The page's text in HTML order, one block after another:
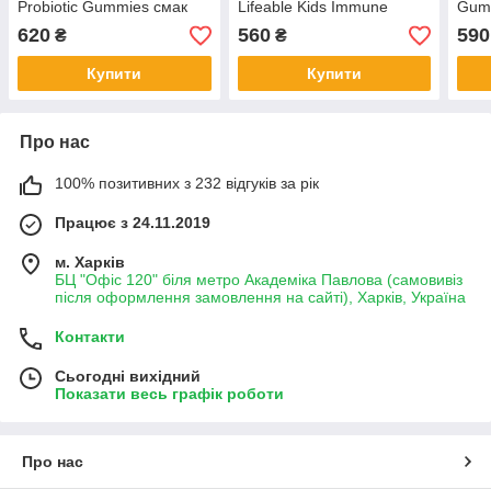
Probiotic Gummies смак
ягід 60 мармеладок
620 ₴
Купити
Lifeable Kids Immune
Support Gummies смак
ягід 60 мармеладок
560₴
Купити
590
Про нас
100% позитивних з 232 відгуків за рік
Працює з 24.11.2019
м. Харків
БЦ "Офіс 120" біля метро Академіка Павлова (самовивіз
після оформлення замовлення на сайті), Харків, Україна
Контакти
Сьогодні вихідний
Показати весь графік роботи
Про нас